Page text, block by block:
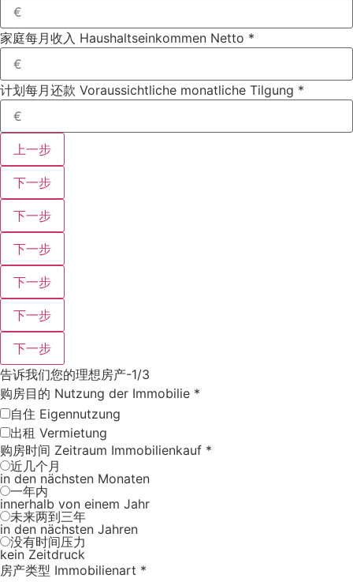
家庭每月收入 Haushaltseinkommen Netto *
计划每月还款 Voraussichtliche monatliche Tilgung *
上一步
下一步
下一步
下一步
下一步
下一步
下一步
告诉我们您的理想房产-1/3
购房目的 Nutzung der Immobilie *
自住 Eigennutzung
出租 Vermietung
购房时间 Zeitraum Immobilienkauf *
近几个月
in den nächsten Monaten
一年内
innerhalb von einem Jahr
未来两到三年
in den nächsten Jahren
没有时间压力
kein Zeitdruck
房产类型 Immobilienart *